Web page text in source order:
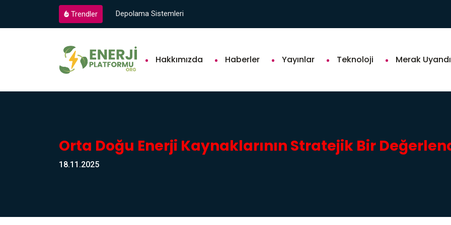
Trendler Depolama Sistemleri
Hakkımızda Haberler Yayınlar Teknoloji Merak
Orta Doğu Enerji Kaynaklarının Stratejik Bir
18.11.2025